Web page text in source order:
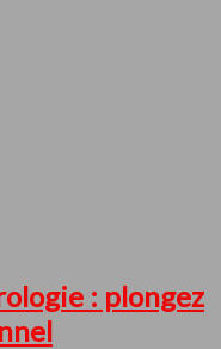
: plongez